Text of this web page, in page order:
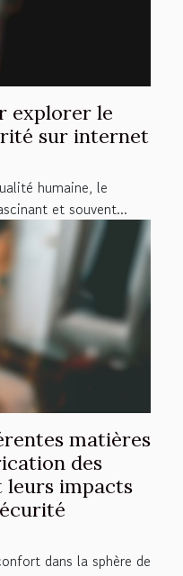
explorer le
sur internet
humaine, le
et souvent...
matières
des
leurs impacts
dans la sphère de